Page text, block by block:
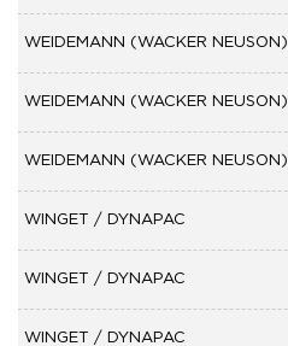
WEIDEMANN (WACKER NEUSON)
WEIDEMANN (WACKER NEUSON)
WEIDEMANN (WACKER NEUSON)
WINGET / DYNAPAC
WINGET / DYNAPAC
WINGET / DYNAPAC